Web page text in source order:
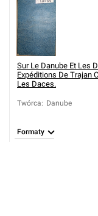
Sur Le Danube Et Les
Expéditions De Trajan
Les Daces.
Twórca: Danube
Formaty